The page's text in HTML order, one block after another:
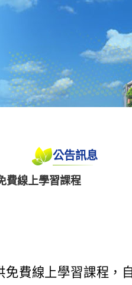
公告訊息
費線上學習課程
免費線上學習課程，